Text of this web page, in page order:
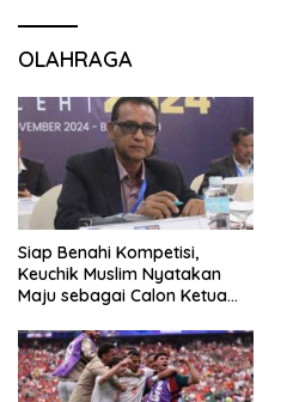
OLAHRAGA
Siap Benahi Kompetisi,
Keuchik Muslim Nyatakan
Maju sebagai Calon Ketua